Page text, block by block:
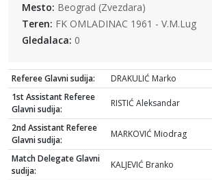
Mesto: Beograd (Zvezdara)
Teren: FK OMLADINAC 1961 - V.M.Lug
Gledalaca: 0
Referee Glavni sudija:
DRAKULIĆ Marko
1st Assistant Referee
Glavni sudija:
RISTIĆ Aleksandar
2nd Assistant Referee
Glavni sudija:
MARKOVIĆ Miodrag
Match Delegate Glavni
sudija:
KALJEVIĆ Branko